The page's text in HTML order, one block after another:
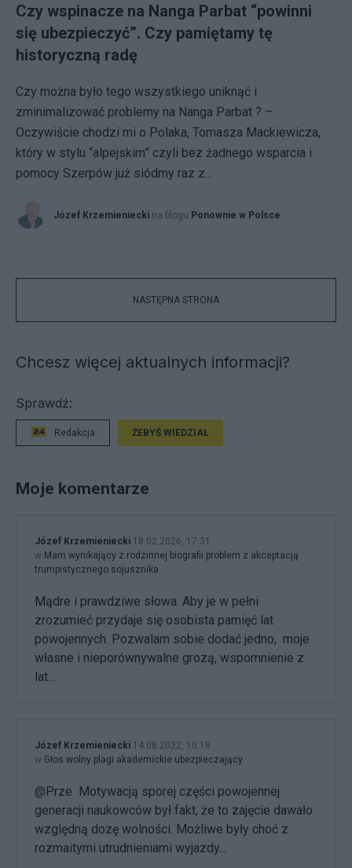
Czy wspinacze na Nanga Parbat “powinni
się ubezpieczyć”. Czy pamiętamy tę
historyczną radę
Czy można było tego wszystkiego uniknąć i
zminimalizować problemy na Nanga Parbat ? –
Oczywiście chodzi mi o Polaka, Tomasza Mackiewicza,
który w stylu “alpejskim” czyli bez żadnego wsparcia i
pomocy Szerpów już siódmy raz z...
Józef Krzemieniecki na blogu Ponownie w Polsce
NASTĘPNA STRONA
Chcesz więcej aktualnych informacji?
Sprawdź:
Redakcja ŻEBYŚ WIEDZIAŁ
Moje komentarze
Józef Krzemieniecki 18.02.2026, 17:31
w Mam wynikający z rodzinnej biografii problem z akceptacją
trumpistycznego sojusznika
Mądre i prawdziwe słowa. Aby je w pełni
zrozumieć przydaje się osobista pamięć lat
powojennych. Pozwalam sobie dodać jedno, moje
własne i nieporównywalne grozą, wspomnienie z
lat...
Józef Krzemieniecki 14.08.2022, 10:18
w Głos wolny plagi akademickie ubezpieczający
@Prze Motywacją sporej części powojennej
generacji naukowców był fakt, że to zajęcie dawało
względną dozę wolności. Możliwe były choć z
rozmaitymi utrudnieniami wyjazdy...